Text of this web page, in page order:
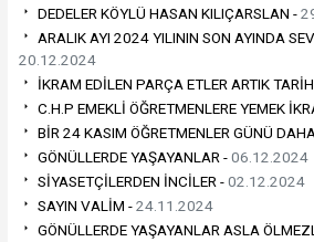
DEDELER KÖYLÜ HASAN KILIÇARSLAN -
ARALIK AYI 2024 YILININ SON AYINDA
20.12.2024
İKRAM EDİLEN PARÇA ETLER ARTIK
C.H.P EMEKLİ ÖĞRETMENLERE YEMEK
BİR 24 KASIM ÖĞRETMENLER GÜNÜ
GÖNÜLLERDE YAŞAYANLAR -06.12.2024
SİYASETÇİLERDEN İNCİLER -02.12.2024
SAYIN VALİM -24.11.2024
GÖNÜLLERDE YAŞAYANLAR ASLA